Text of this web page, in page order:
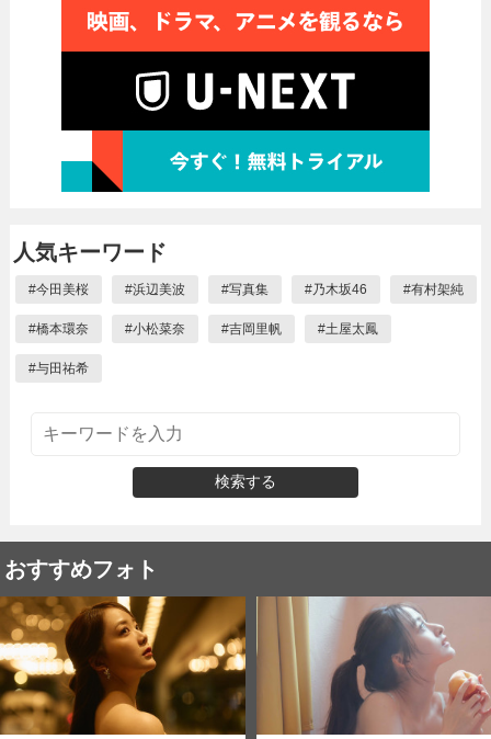
人気キーワード
#今田美桜 #浜辺美波 #写真集 #乃木坂46 #有村架純
#橋本環奈 #小松菜奈 #吉岡里帆 #土屋太鳳
#与田祐希
検索する
おすすめフォト